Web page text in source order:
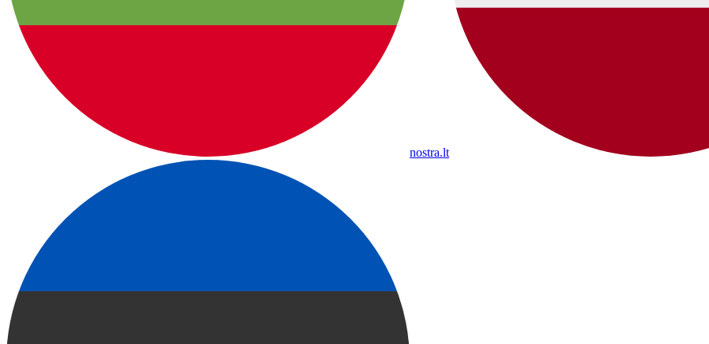
nostra.lt